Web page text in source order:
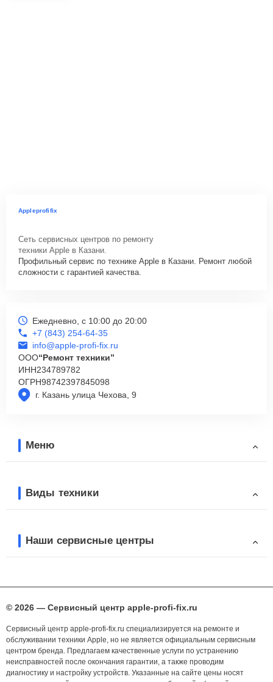
Appleprofifix
Сеть сервисных центров по ремонту
техники Apple в Казани.
Профильный сервис по технике Apple в Казани. Ремонт любой
сложности с гарантией качества.
г. Казань улица Чехова, 9
Ежедневно, с 10:00 до 20:00
+7 (843) 254-64-35
info@apple-profi-fix.ru
ООО“Ремонт техники”
ИНН234789782
ОГРН98742397845098
Меню
Виды техники
Наши сервисные центры
© 2026 — Сервисный центр apple-profi-fix.ru
Сервисный центр apple-profi-fix.ru специализируется на ремонте и
обслуживании техники Apple, но не является официальным сервисным
центром бренда. Предлагаем качественные услуги по устранению
неисправностей после окончания гарантии, а также проводим
диагностику и настройку устройств. Указанные на сайте цены носят